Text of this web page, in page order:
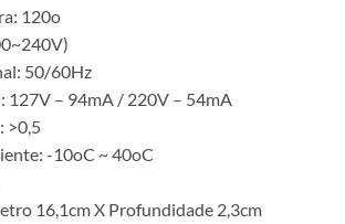
120o
50/60Hz
127V – 94mA / 220V – 54mA
>0,5
-10oC ~ 40oC
16,1cm X Profundidade 2,3cm